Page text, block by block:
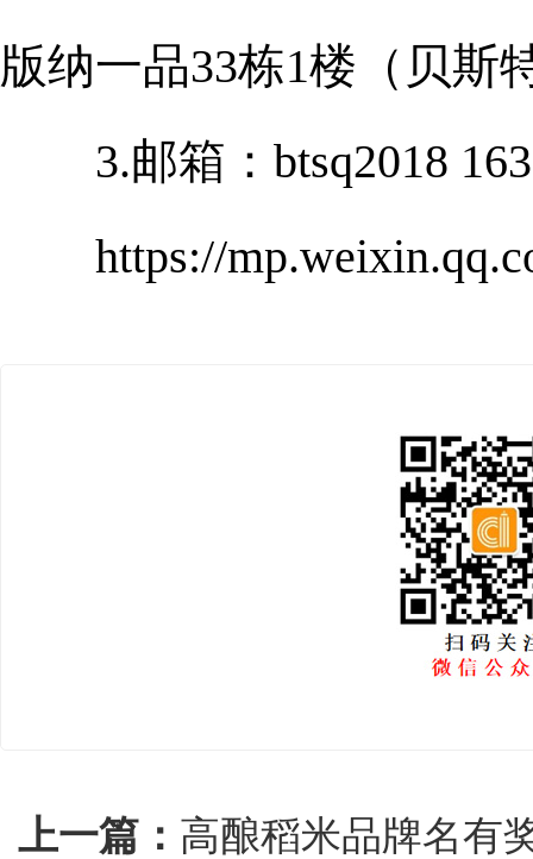
版纳一品33栋1楼（贝斯
3.邮箱：btsq2018
https://
上一篇： 高酿稻米品牌名有